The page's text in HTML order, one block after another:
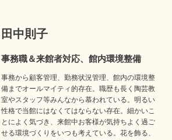
田中則子
事務職＆来館者対応、館内環境整備
事務から顧客管理、勤務状況管理、館内の環境整
備までオールマイティ的存在。職歴も長く陶芸教
室やスタッフ等みんなから慕われている。明るい
性格で当館にはなくてはならない存在。細かいこ
とによく気づき、来館中お客様が気持ちよく過ご
せる環境づくりをいつも考えている。花を飾る、